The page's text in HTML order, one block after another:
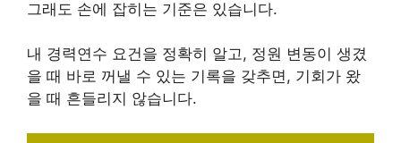
그래도 손에 잡히는 기준은 있습니다.
내 경력연수 요건을 정확히 알고, 정원 변동이 생겼
을 때 바로 꺼낼 수 있는 기록을 갖추면, 기회가 왔
을 때 흔들리지 않습니다.